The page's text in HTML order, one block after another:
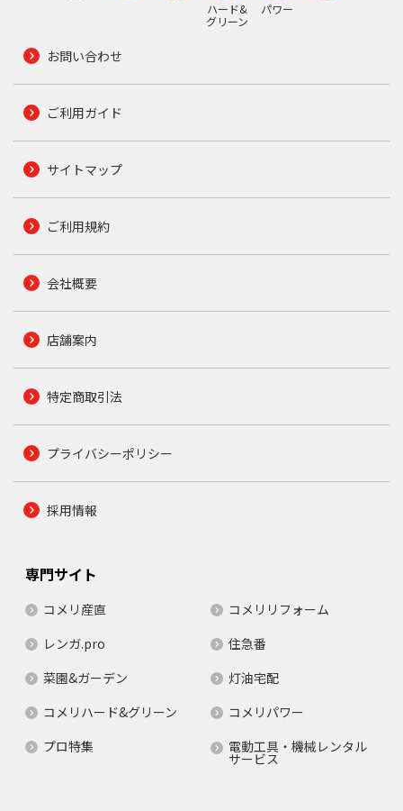
ハード&
グリーン
パワー
お問い合わせ
ご利用ガイド
サイトマップ
ご利用規約
会社概要
店舗案内
特定商取引法
プライバシーポリシー
採用情報
専門サイト
コメリ産直
コメリリフォーム
レンガ.pro
住急番
菜園&ガーデン
灯油宅配
コメリハード&グリーン
コメリパワー
プロ特集
電動工具・機械レンタル
サービス